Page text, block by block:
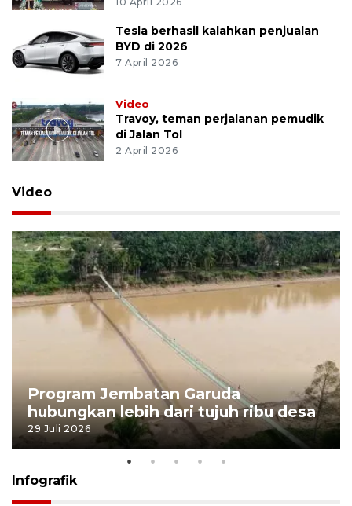
Tesla berhasil kalahkan penjualan
BYD di 2026
7 April 2026
Video
Travoy, teman perjalanan pemudik
di Jalan Tol
2 April 2026
Video
Program Jembatan Garuda
hubungkan lebih dari tujuh ribu desa
29 Juli 2026
Infografik